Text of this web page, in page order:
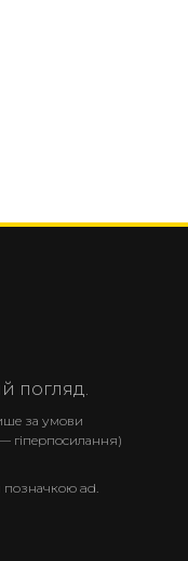
погляд.
за умови
гіперпосилання)
позначкою ad.